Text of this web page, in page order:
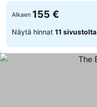
Alkaen 155 €
Näytä hinnat 11 sivustolta